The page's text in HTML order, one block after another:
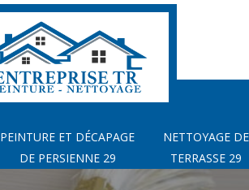
PEINTURE ET DÉCAPAGE
DE PERSIENNE 29
NETTOYAGE DE
TERRASSE 29